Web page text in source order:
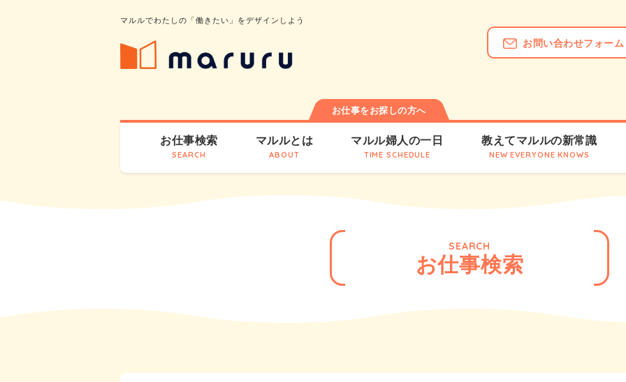
マルルでわたしの「働きたい」をデザインしよう
お問い合わせフォーム
お仕事をお探しの方へ
お仕事検索
SEARCH
マルルとは
ABOUT
マルル婦人の一日
TIME SCHEDULE
教えてマルルの新常識
NEW EVERYONE KNOWS
SEARCH
お仕事検索